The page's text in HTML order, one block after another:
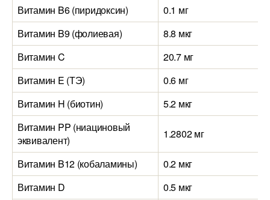
Витамин B6 (пиридоксин)
0.1 мг
Витамин B9 (фолиевая)
8.8 мкг
Витамин C
20.7 мг
Витамин E (ТЭ)
0.6 мг
Витамин H (биотин)
5.2 мкг
Витамин PP (ниациновый
эквивалент)
1.2802 мг
Витамин B12 (кобаламины)
0.2 мкг
Витамин D
0.5 мкг